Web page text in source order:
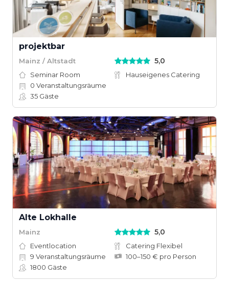
projektbar
Mainz / Altstadt 5,0
Seminar Room
Hauseigenes Catering
0 Veranstaltungsräume
35 Gäste
Alte Lokhalle
Mainz 5,0
Eventlocation
Catering Flexibel
9 Veranstaltungsräume
100–150 € pro Person
1800 Gäste